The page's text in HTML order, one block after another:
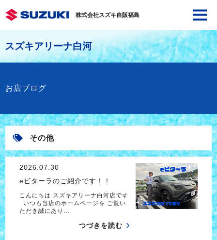
株式会社スズキ自販福島
スズキアリーナ白河
お店ブログ
その他
2026.07.30
eビターラのご紹介です！！
こんにちは スズキアリーナ白河店です
いつも当店のホームページを ご覧い
ただき誠にあり…
つづきを読む